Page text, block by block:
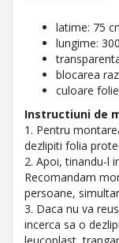
latime: 75
lungime:
blocarea
culoare
Instructiuni de
1. Pentru
dezlipiti folia
2. Apoi, tinandu-l
Recomandam
persoane,
3. Daca nu va
incerca sa o